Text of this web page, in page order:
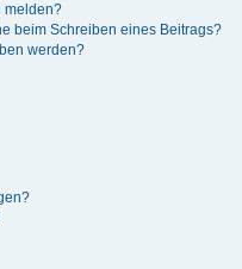
melden?
beim Schreiben eines Beitrags?
werden?